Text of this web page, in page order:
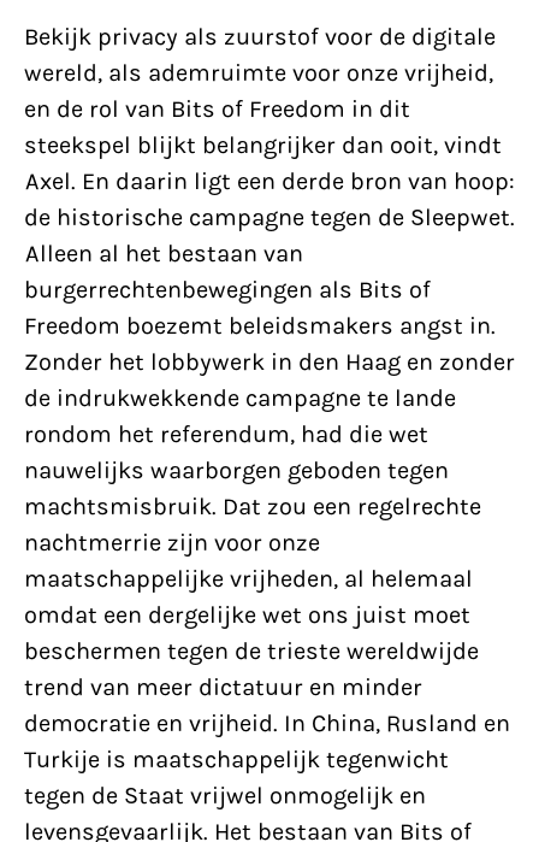
Bekijk privacy als zuurstof voor de digitale
wereld, als ademruimte voor onze vrijheid,
en de rol van Bits of Freedom in dit
steekspel blijkt belangrijker dan ooit, vindt
Axel. En daarin ligt een derde bron van hoop:
de historische campagne tegen de Sleepwet.
Alleen al het bestaan van
burgerrechtenbewegingen als Bits of
Freedom boezemt beleidsmakers angst in.
Zonder het lobbywerk in den Haag en zonder
de indrukwekkende campagne te lande
rondom het referendum, had die wet
nauwelijks waarborgen geboden tegen
machtsmisbruik. Dat zou een regelrechte
nachtmerrie zijn voor onze
maatschappelijke vrijheden, al helemaal
omdat een dergelijke wet ons juist moet
beschermen tegen de trieste wereldwijde
trend van meer dictatuur en minder
democratie en vrijheid. In China, Rusland en
Turkije is maatschappelijk tegenwicht
tegen de Staat vrijwel onmogelijk en
levensgevaarlijk. Het bestaan van Bits of